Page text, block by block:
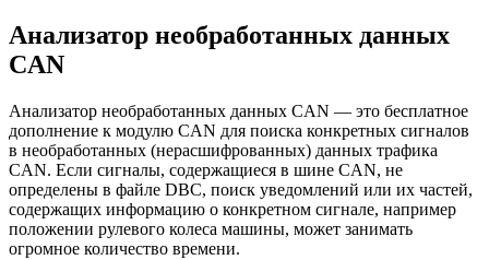
Анализатор необработанных данных
CAN
Анализатор необработанных данных CAN — это бесплатное
дополнение к модулю CAN для поиска конкретных сигналов
в необработанных (нерасшифрованных) данных трафика
CAN. Если сигналы, содержащиеся в шине CAN, не
определены в файле DBC, поиск уведомлений или их частей,
содержащих информацию о конкретном сигнале, например
положении рулевого колеса машины, может занимать
огромное количество времени.